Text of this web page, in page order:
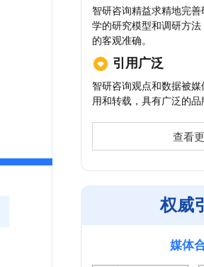
智研咨询精益求精地完
学的研究模型和调研方
的客观准确。
引用广泛
智研咨询观点和数据被
用和转载，具有广泛的品
查看
权威
媒体